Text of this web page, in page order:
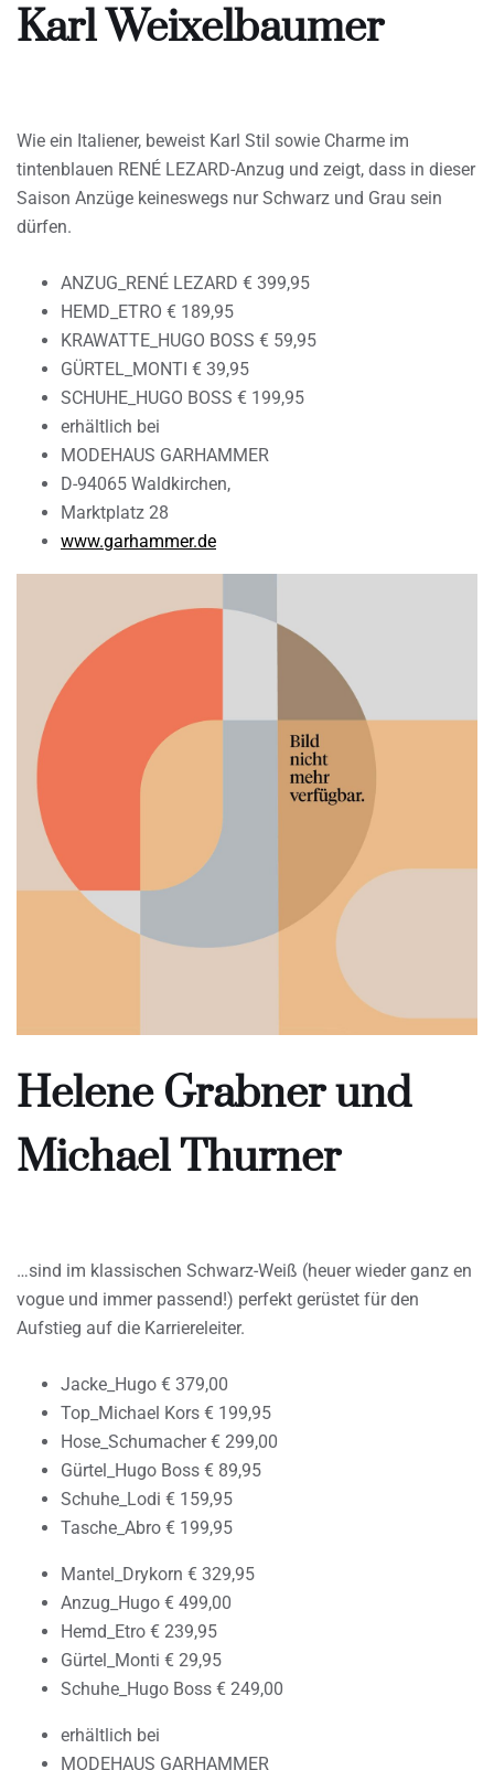
Karl Weixelbaumer
Wie ein Italiener, beweist Karl Stil sowie Charme im
tintenblauen RENÉ LEZARD-Anzug und zeigt, dass in dieser
Saison Anzüge keineswegs nur Schwarz und Grau sein
dürfen.
ANZUG_RENÉ LEZARD € 399,95
HEMD_ETRO € 189,95
KRAWATTE_HUGO BOSS € 59,95
GÜRTEL_MONTI € 39,95
SCHUHE_HUGO BOSS € 199,95
erhältlich bei
MODEHAUS GARHAMMER
D-94065 Waldkirchen,
Marktplatz 28
www.garhammer.de
Helene Grabner und
Michael Thurner
…sind im klassischen Schwarz-Weiß (heuer wieder ganz en
vogue und immer passend!) perfekt gerüstet für den
Aufstieg auf die Karriereleiter.
Jacke_Hugo € 379,00
Top_Michael Kors € 199,95
Hose_Schumacher € 299,00
Gürtel_Hugo Boss € 89,95
Schuhe_Lodi € 159,95
Tasche_Abro € 199,95
Mantel_Drykorn € 329,95
Anzug_Hugo € 499,00
Hemd_Etro € 239,95
Gürtel_Monti € 29,95
Schuhe_Hugo Boss € 249,00
erhältlich bei
MODEHAUS GARHAMMER